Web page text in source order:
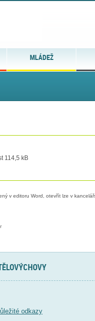
MLÁDEŽ
114,5 kB
v editoru Word, otevřít lze v
odkazy